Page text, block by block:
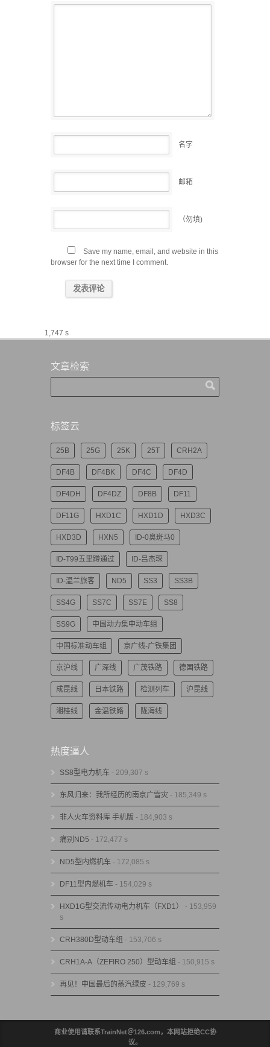
名字
邮箱
（勿填)
Save my name, email, and website in this
browser for the next time I comment.
1,747 s
文章检索
标签云
25B 25G 25K 25T CRH2A
DF4B DF4BK DF4C DF4D
DF4DH DF4DZ DF8B DF11
DF11G HXD1C HXD1D HXD3C
HXD3D HXN5 ID-0奥斑马0
ID-T99五里蹲通过 ID-吕杰琛
ID-温兰旅客 ND5 SS3 SS3B
SS4G SS7C SS7E SS8
SS9G 中国动力集中动车组
中国标准动车组 京广线-广铁集团
京沪线 广深线 广茂铁路 德国铁路
成昆线 日本铁路 检测列车 沪昆线
湘桂线 金温铁路 陇海线
热度逼人
SS8型电力机车 - 209,307 s
东风归来：我所经历的南京广雪灾 - 185,349 s
非人火车资料库 手机版 - 184,903 s
痛别ND5 - 172,477 s
ND5型内燃机车 - 172,085 s
DF11型内燃机车 - 154,029 s
HXD1G型交流传动电力机车（FXD1）
- 153,959
s
CRH380D型动车组 - 153,706 s
CRH1A-A（ZEFIRO 250）型动车组 - 150,915 s
再见！中国最后的蒸汽绿皮 - 129,769 s
商业使用请联系TrainNet＠126.com，本网站拒绝CC协
议。